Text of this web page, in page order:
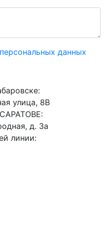
персональных данных
улица, 8В
д. 3а
линии: